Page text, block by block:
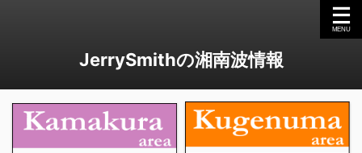
JerrySmithの湘南波情報